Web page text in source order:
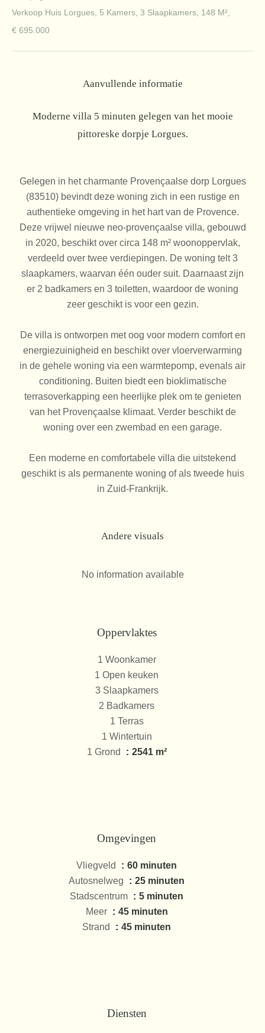
Verkoop Huis Lorgues, 5 Kamers, 3 Slaapkamers, 148 M²,
€ 695.000
Aanvullende informatie
Moderne villa 5 minuten gelegen van het mooie
pittoreske dorpje Lorgues.
Gelegen in het charmante Provençaalse dorp Lorgues
(83510) bevindt deze woning zich in een rustige en
authentieke omgeving in het hart van de Provence.
Deze vrijwel nieuwe neo-provençaalse villa, gebouwd
in 2020, beschikt over circa 148 m² woonoppervlak,
verdeeld over twee verdiepingen. De woning telt 3
slaapkamers, waarvan één ouder suit. Daarnaast zijn
er 2 badkamers en 3 toiletten, waardoor de woning
zeer geschikt is voor een gezin.
De villa is ontworpen met oog voor modern comfort en
energiezuinigheid en beschikt over vloerverwarming
in de gehele woning via een warmtepomp, evenals air
conditioning. Buiten biedt een bioklimatische
terrasoverkapping een heerlijke plek om te genieten
van het Provençaalse klimaat. Verder beschikt de
woning over een zwembad en een garage.
Een moderne en comfortabele villa die uitstekend
geschikt is als permanente woning of als tweede huis
in Zuid-Frankrijk.
Andere visuals
No information available
Oppervlaktes
1 Woonkamer
1 Open keuken
3 Slaapkamers
2 Badkamers
1 Terras
1 Wintertuin
1 Grond
2541 m²
Omgevingen
Vliegveld
60 minuten
Autosnelweg
25 minuten
Stadscentrum
5 minuten
Meer
45 minuten
Strand
45 minuten
Diensten